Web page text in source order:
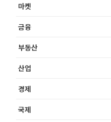
마켓
금융
부동산
산업
경제
국제